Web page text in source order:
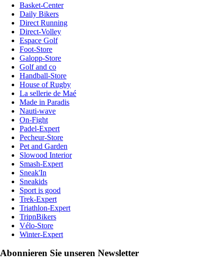
Basket-Center
Daily Bikers
Direct Running
Direct-Volley
Espace Golf
Foot-Store
Galopp-Store
Golf and co
Handball-Store
House of Rugby
La sellerie de Maé
Made in Paradis
Nauti-wave
On-Fight
Padel-Expert
Pecheur-Store
Pet and Garden
Slowood Interior
Smash-Expert
Sneak'In
Sneakids
Sport is good
Trek-Expert
Triathlon-Expert
TripnBikers
Vélo-Store
Winter-Expert
Abonnieren Sie unseren Newsletter